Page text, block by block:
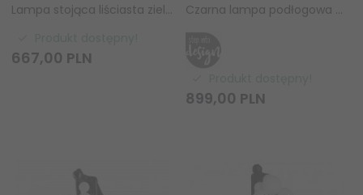
Lampa stojąca liściasta zielona LEAVY R40463015 Rl jadalniana salonowa
667,00 PLN
Czarna lampa podłogowa stojąca metalowa klasyczna minimalistyczna uniwersalna ZEN MF1232 black Step Into Design
899,00 PLN